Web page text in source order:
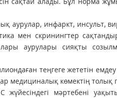
аурулар, инфаркт, инсульт,
мен скринингтер
аурулары сияқты
теңгеге жететін
медициналық көмектің толық
мәртебені